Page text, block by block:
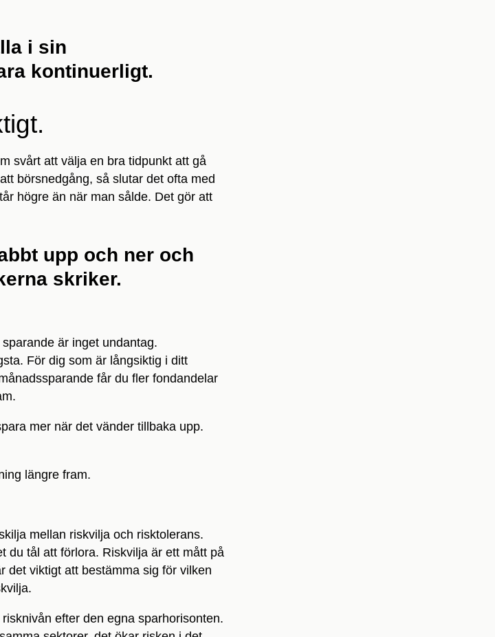
i sin
kontinuerligt.
svårt att välja en bra tidpunkt att gå
börsnedgång, så slutar det ofta med
högre än när man sålde. Det gör att
upp och ner och
skriker.
är inget undantag.
För dig som är långsiktig i ditt
får du fler fondandelar
mer när det vänder tillbaka upp.
längre fram.
mellan riskvilja och risktolerans.
du tål att förlora. Riskvilja är ett mått på
det viktigt att bestämma sig för vilken
efter den egna sparhorisonten.